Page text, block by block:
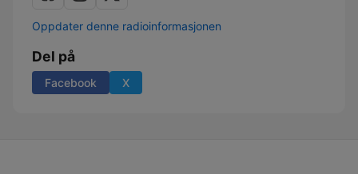
Oppdater denne radioinformasjonen
Del på
Facebook X